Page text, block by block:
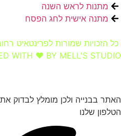
מתנות לראש השנה
מתנה אישית לחג הפסח
כל הזכויות שמורות לפרינטאיט רחובות | 054-
WITH ❤ BY MELL'S STUDIO​
האתר בבנייה ולכן מומלץ לבדוק
הטלפון שלנו